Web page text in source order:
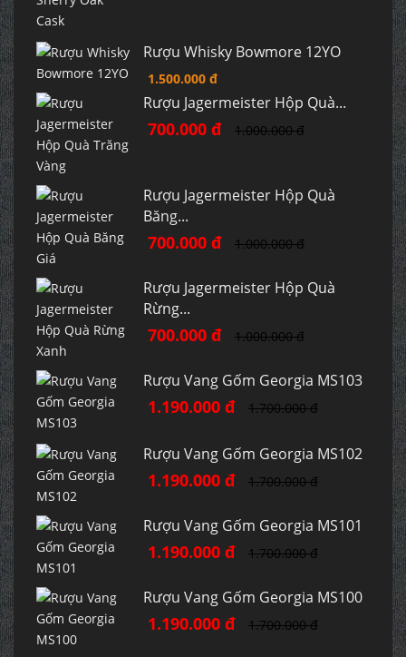
Rượu Whisky Bowmore 12YO
1.500.000 đ
Rượu Jagermeister Hộp Quà...
700.000 đ 1.000.000 đ
Rượu Jagermeister Hộp Quà
Băng...
700.000 đ 1.000.000 đ
Rượu Jagermeister Hộp Quà
Rừng...
700.000 đ 1.000.000 đ
Rượu Vang Gốm Georgia MS103
1.190.000 đ 1.700.000 đ
Rượu Vang Gốm Georgia MS102
1.190.000 đ 1.700.000 đ
Rượu Vang Gốm Georgia MS101
1.190.000 đ 1.700.000 đ
Rượu Vang Gốm Georgia MS100
1.190.000 đ 1.700.000 đ